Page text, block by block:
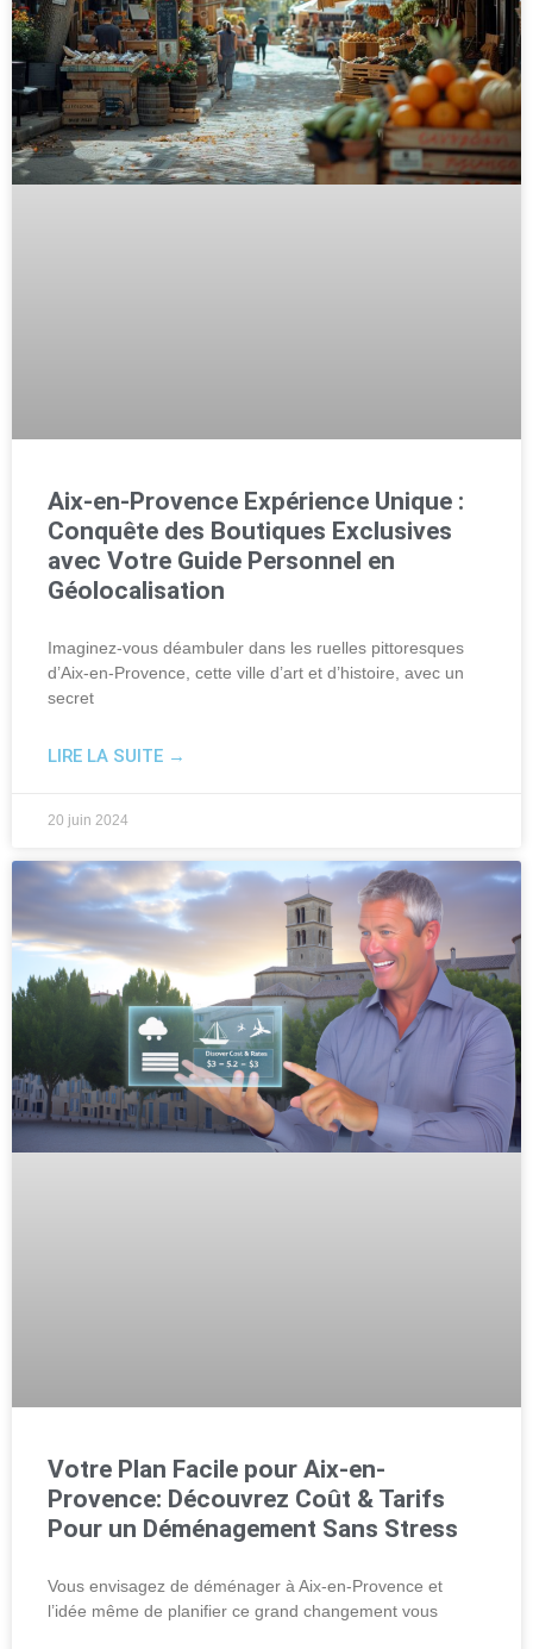
Aix-en-Provence Expérience Unique :
Conquête des Boutiques Exclusives
avec Votre Guide Personnel en
Géolocalisation
Imaginez-vous déambuler dans les ruelles pittoresques
d’Aix-en-Provence, cette ville d’art et d’histoire, avec un
secret
LIRE LA SUITE →
20 juin 2024
Votre Plan Facile pour Aix-en-
Provence: Découvrez Coût & Tarifs
Pour un Déménagement Sans Stress
Vous envisagez de déménager à Aix-en-Provence et
l’idée même de planifier ce grand changement vous